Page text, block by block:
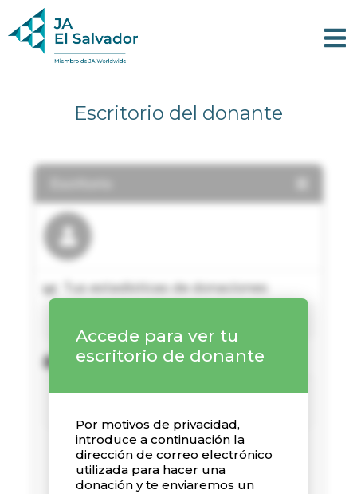
Escritorio del donante